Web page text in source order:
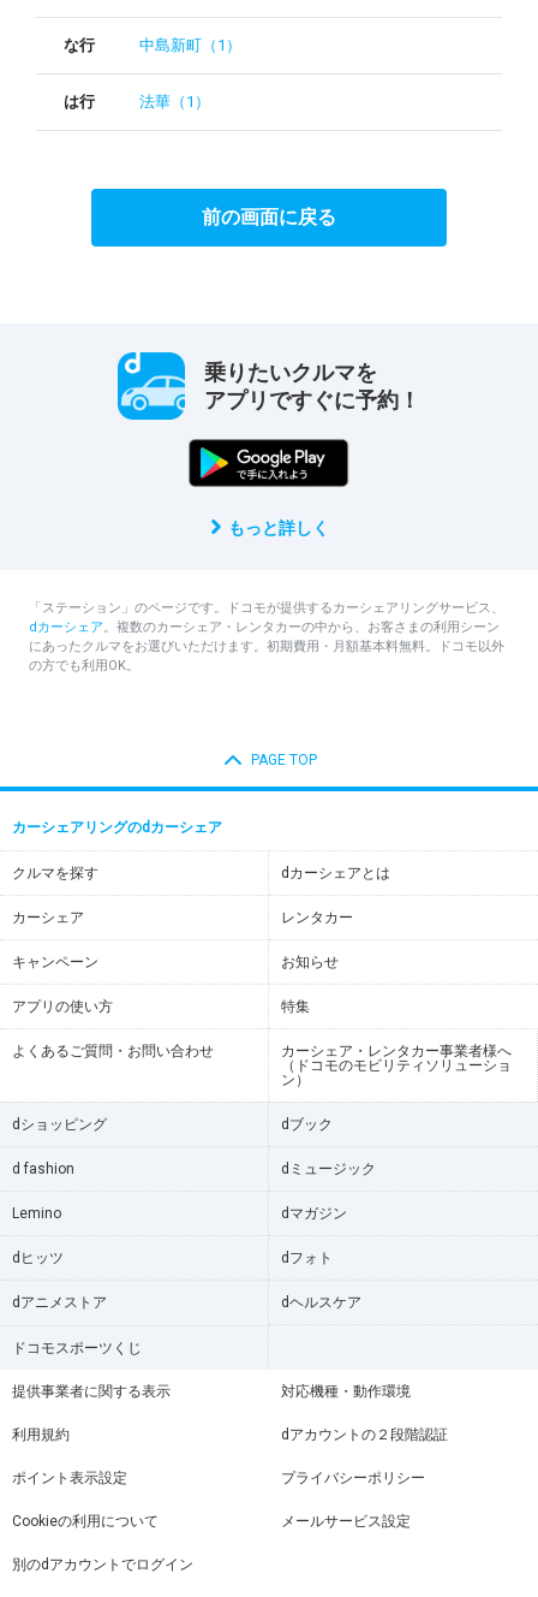
な行 中島新町（1）
は行 法華（1）
前の画面に戻る
乗りたいクルマを
アプリですぐに予約！
もっと詳しく
「ステーション」のページです。ドコモが提供するカーシェアリングサービス、
dカーシェア。複数のカーシェア・レンタカーの中から、お客さまの利用シーン
にあったクルマをお選びいただけます。初期費用・月額基本料無料。ドコモ以外
の方でも利用OK。
PAGE TOP
カーシェアリングのdカーシェア
クルマを探す dカーシェアとは
カーシェア レンタカー
キャンペーン お知らせ
アプリの使い方 特集
よくあるご質問・お問い合わせ
カーシェア・レンタカー事業者様へ
（ドコモのモビリティソリューショ
ン）
dショッピング dブック
d fashion dミュージック
Lemino dマガジン
dヒッツ dフォト
dアニメストア dヘルスケア
ドコモスポーツくじ
提供事業者に関する表示 対応機種・動作環境
利用規約 dアカウントの２段階認証
ポイント表示設定 プライバシーポリシー
Cookieの利用について メールサービス設定
別のdアカウントでログイン